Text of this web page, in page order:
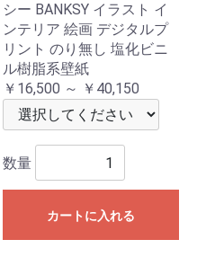
シー BANKSY イラスト イ
ンテリア 絵画 デジタルプ
リント のり無し 塩化ビニ
ル樹脂系壁紙
￥16,500 ～ ￥40,150
数量
カートに入れる